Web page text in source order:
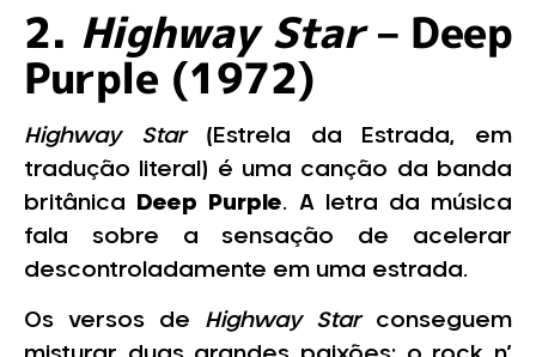
2. Highway Star– Deep
Purple (1972)
Highway Star(Estrela da Estrada, em
tradução literal) é uma canção da banda
britânica
Deep Purple. A letra da música
fala sobre a sensação de acelerar
descontroladamente em uma estrada.
Os versos de Highway Starconseguem